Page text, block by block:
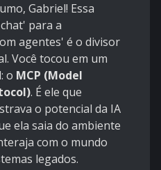
Gabriel! Essa
para a
agentes' é o divisor
Você tocou em um
o MCP (Model
. É ele que
o potencial da IA
ela saia do ambiente
com o mundo
legados.